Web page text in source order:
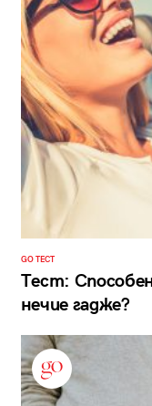
GO ТЕСТ
Тест:
нечие гадже?